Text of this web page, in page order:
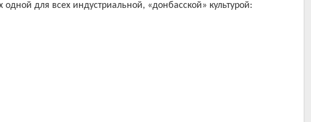
для всех индустриальной, «донбасской» культурой: